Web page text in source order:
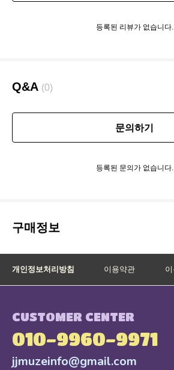
등록된 리뷰가 없습니다.
Q&A (0)
문의하기
등록된 문의가 없습니다.
구매정보
개인정보처리방침 이용약관
CUSTOMER CENTER
010-9960-9971
jjmuzeinfo@gmail.com